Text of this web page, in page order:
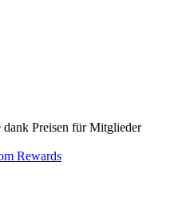
dank Preisen für Mitglieder
Rewards